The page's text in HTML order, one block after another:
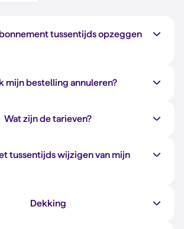
tussentijds opzeggen
mijn bestelling annuleren?
Wat zijn de tarieven?
tussentijds wijzigen van mijn
Dekking